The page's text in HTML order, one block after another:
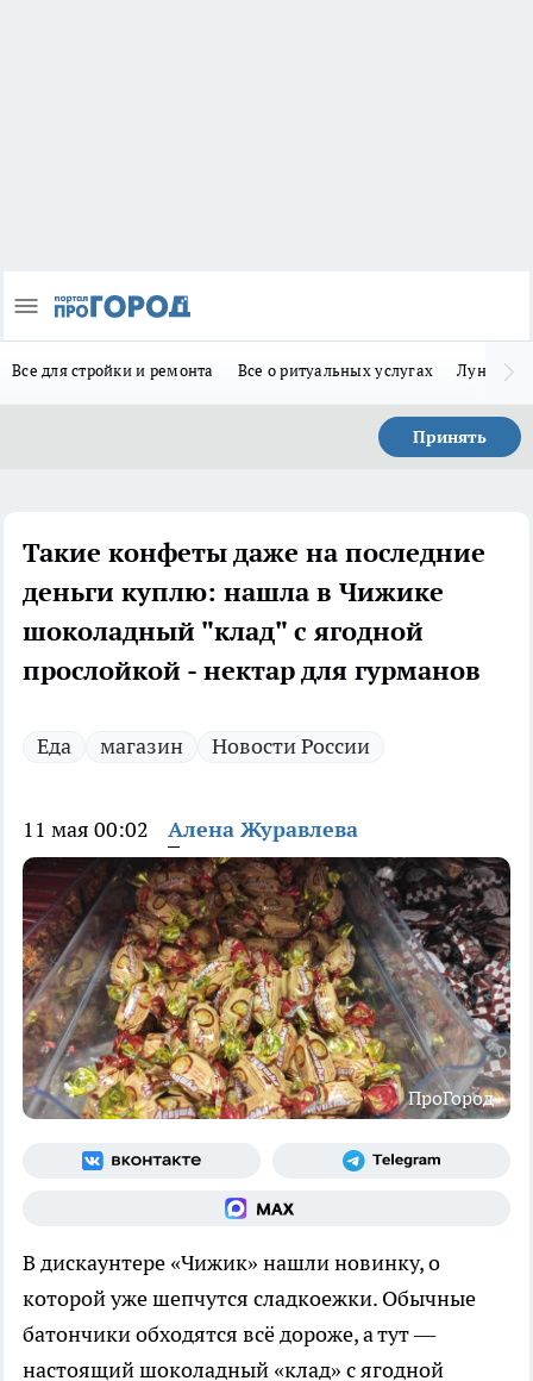
Все для стройки и ремонта Все о ритуальных услугах Лунно-
Принять
Такие конфеты даже на последние
деньги куплю: нашла в Чижике
шоколадный "клад" с ягодной
прослойкой - нектар для гурманов
Еда магазин Новости России
11 мая 00:02 Алена Журавлева
ПроГород
В дискаунтере «Чижик» нашли новинку, о
которой уже шепчутся сладкоежки. Обычные
батончики обходятся всё дороже, а тут —
настоящий шоколадный «клад» с ягодной